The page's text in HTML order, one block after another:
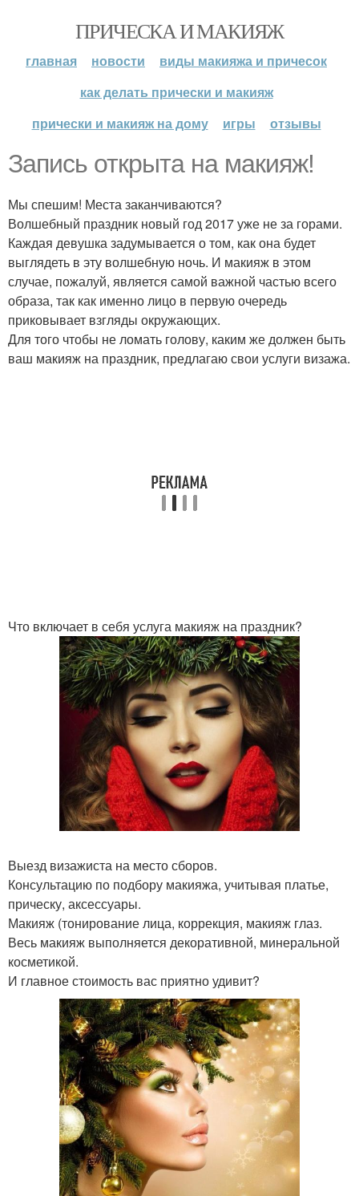
ПРИЧЕСКА И МАКИЯЖ
главная новости
виды макияжа и причесок
как делать прически и макияж
прически и макияж на дому
игры отзывы
Запись открыта на макияж!
Мы спешим! Места заканчиваются?
Волшебный праздник новый год 2017 уже не за горами.
Каждая девушка задумывается о том, как она будет
выглядеть в эту волшебную ночь. И макияж в этом
случае, пожалуй, является самой важной частью всего
образа, так как именно лицо в первую очередь
приковывает взгляды окружающих.
Для того чтобы не ломать голову, каким же должен быть
ваш макияж на праздник, предлагаю свои услуги визажа.
Что включает в себя услуга макияж на праздник?
Выезд визажиста на место сборов.
Консультацию по подбору макияжа, учитывая платье,
прическу, аксессуары.
Макияж (тонирование лица, коррекция, макияж глаз.
Весь макияж выполняется декоративной, минеральной
косметикой.
И главное стоимость вас приятно удивит?